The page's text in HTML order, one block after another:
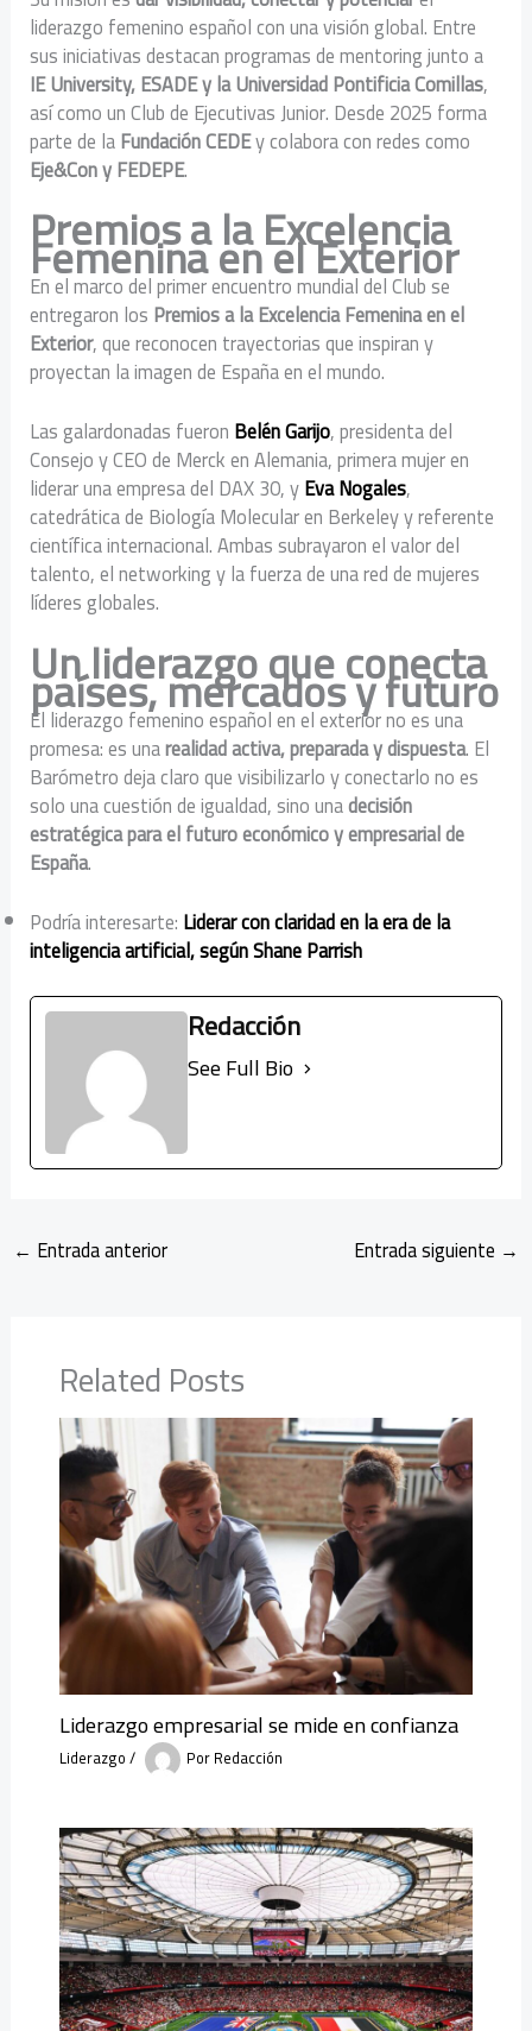
liderazgo femenino español con una visión global. Entre
sus iniciativas destacan programas de mentoring junto a
IE University, ESADE y la Universidad Pontificia Comillas,
así como un Club de Ejecutivas Junior. Desde 2025 forma
parte de laFundación CEDEy colabora con redes como
Eje&Con y FEDEPE.
Premios a la Excelencia
Femenina en el Exterior
En el marco del primer encuentro mundial del Club se
entregaron los Premios a la Excelencia Femenina en el
Exterior, que reconocen trayectorias que inspiran y
proyectan la imagen de España en el mundo.
Las galardonadas fueron Belén Garijo, presidenta del
Consejo y CEO de Merck en Alemania, primera mujer en
liderar una empresa del DAX 30, yEva Nogales,
catedrática de Biología Molecular en Berkeley y referente
científica internacional. Ambas subrayaron el valor del
talento, el networking y la fuerza de una red de mujeres
líderes globales.
Un liderazgo que conecta
países, mercados y futuro
El liderazgo femenino español en el exterior no es una
promesa: es unarealidad activa, preparada y dispuesta. El
Barómetro deja claro que visibilizarlo y conectarlo no es
solo una cuestión de igualdad, sino unadecisión
estratégica para el futuro económico y empresarial de
España.
Podría interesarte: Liderar con claridad en la era de la
inteligencia artificial, según Shane Parrish
Redacción
See Full Bio
← Entrada anterior Entrada siguiente →
Related Posts
Liderazgo empresarial se mide en confianza
Liderazgo/ PorRedacción